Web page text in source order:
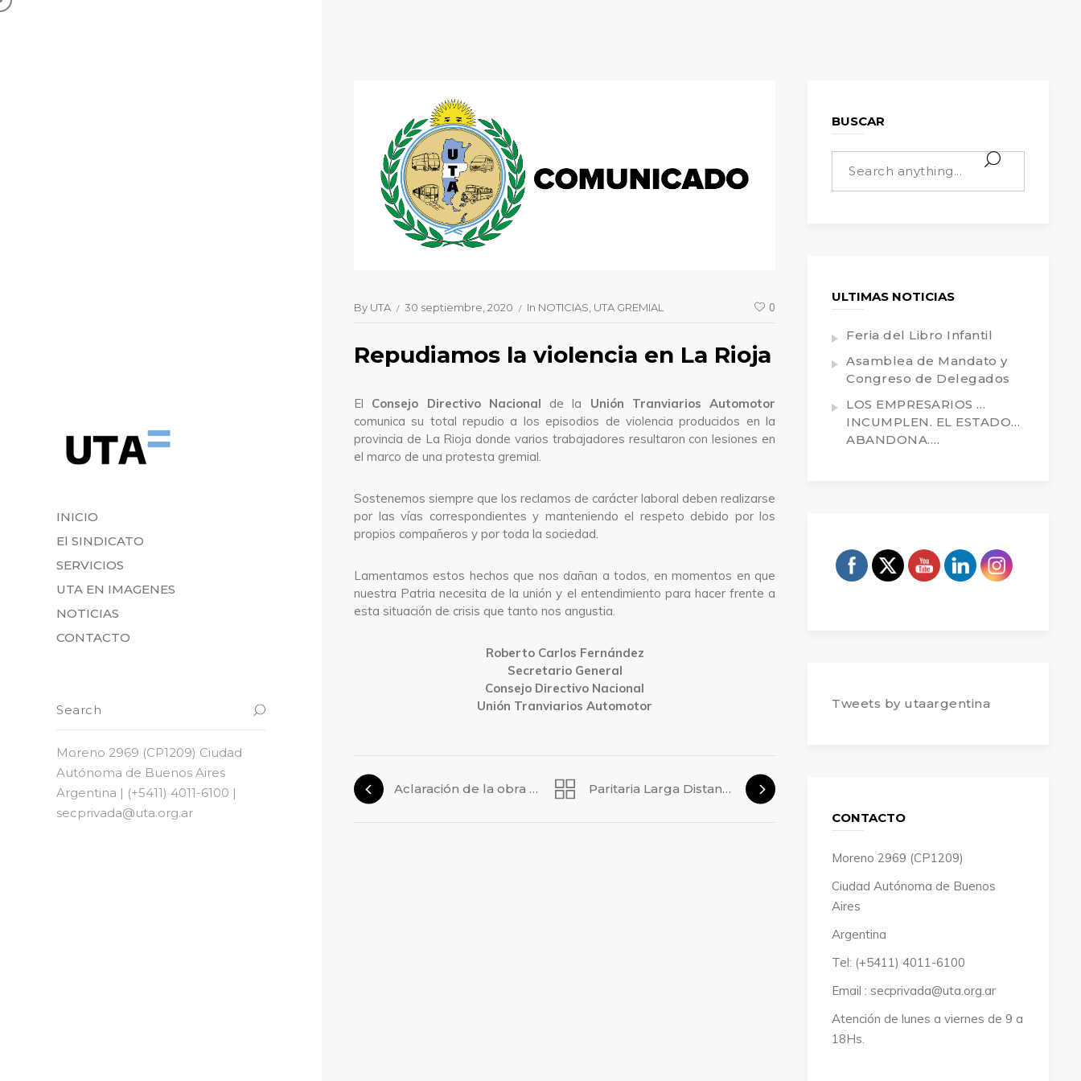
INICIO
El SINDICATO
SERVICIOS
UTA EN IMAGENES
NOTICIAS
CONTACTO
Moreno 2969 (CP1209) Ciudad
Autónoma de Buenos Aires
Argentina | (+5411) 4011-6100 |
secprivada@uta.org.ar
By UTA 30 septiembre, 2020 In NOTICIAS UTA GREMIAL 0
Repudiamos la violencia en La Rioja
El Consejo Directivo Nacional de la Unión Tranviarios Automotor
comunica su total repudio a los episodios de violencia producidos en la
provincia de La Rioja donde varios trabajadores resultaron con lesiones en
el marco de una protesta gremial.
Sostenemos siempre que los reclamos de carácter laboral deben realizarse
por las vías correspondientes y manteniendo el respeto debido por los
propios compañeros y por toda la sociedad.
Lamentamos estos hechos que nos dañan a todos, en momentos en que
nuestra Patria necesita de la unión y el entendimiento para hacer frente a
esta situación de crisis que tanto nos angustia.
Roberto Carlos Fernández
Secretario General
Consejo Directivo Nacional
Unión Tranviarios Automotor
Aclaración de la obra social Paritaria Larga Distancia
BUSCAR
ULTIMAS NOTICIAS
Feria del Libro Infantil
Asamblea de Mandato y
Congreso de Delegados
LOS EMPRESARIOS …
INCUMPLEN. EL ESTADO…
ABANDONA….
Tweets by utaargentina
CONTACTO
Moreno 2969 (CP1209)
Ciudad Autónoma de Buenos
Aires
Argentina
Tel: (+5411) 4011-6100
Email : secprivada@uta.org.ar
Atención de lunes a viernes de 9 a
18Hs.